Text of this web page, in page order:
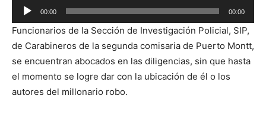
Reproductor
de
audio
00:00 00:00
Funcionarios de la Sección de Investigación Policial, SIP,
de Carabineros de la segunda comisaria de Puerto Montt,
se encuentran abocados en las diligencias, sin que hasta
el momento se logre dar con la ubicación de él o los
autores del millonario robo.